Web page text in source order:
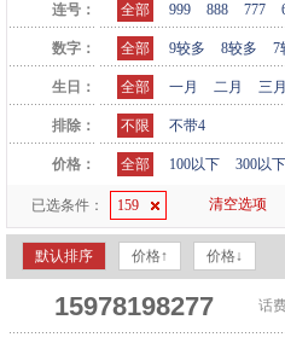
连号： 全部 999 888 777
数字： 全部 9较多 8较多 7
生日： 全部 一月 二月 三月
排除： 不限 不带4
价格： 全部 100以下 300以下
已选条件： 159 清空选项
默认排序 价格↑ 价格↓
15978198277 话